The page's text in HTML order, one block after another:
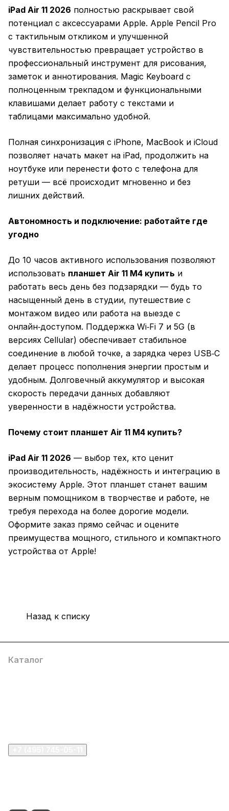
iPad Air 11 2026 полностью раскрывает свой
потенциал с аксессуарами Apple. Apple Pencil Pro
с тактильным откликом и улучшенной
чувствительностью превращает устройство в
профессиональный инструмент для рисования,
заметок и аннотирования. Magic Keyboard с
полноценным трекпадом и функциональными
клавишами делает работу с текстами и
таблицами максимально удобной.
Полная синхронизация с iPhone, MacBook и iCloud
позволяет начать макет на iPad, продолжить на
ноутбуке или перенести фото с телефона для
ретуши — всё происходит мгновенно и без
лишних действий.
Автономность и подключение: работайте где
угодно
До 10 часов активного использования позволяют
использовать планшет Air 11 M4 купить и
работать весь день без подзарядки — будь то
насыщенный день в студии, путешествие с
монтажом видео или работа на выезде с
онлайн‑доступом. Поддержка Wi‑Fi 7 и 5G (в
версиях Cellular) обеспечивает стабильное
соединение в любой точке, а зарядка через USB‑C
делает процесс пополнения энергии простым и
удобным. Долговечный аккумулятор и высокая
скорость передачи данных добавляют
уверенности в надёжности устройства.
Почему стоит планшет Air 11 M4 купить?
iPad Air 11 2026 — выбор тех, кто ценит
производительность, надёжность и интеграцию в
экосистему Apple. Этот планшет станет вашим
верным помощником в творчестве и работе, не
требуя перехода на более дорогие модели.
Оформите заказ прямо сейчас и оцените
преимущества мощного, стильного и компактного
устройства от Apple!
Назад к списку
Каталог